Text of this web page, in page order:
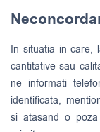
In situatia in care,
cantitative sau
ne informati
identificata,
si atasand o